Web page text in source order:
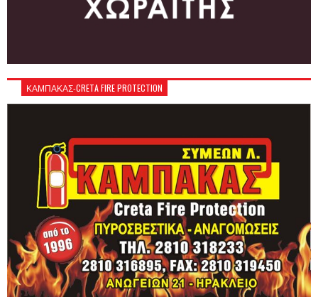
ΚΑΜΠΑΚΑΣ-CRETA FIRE PROTECTION